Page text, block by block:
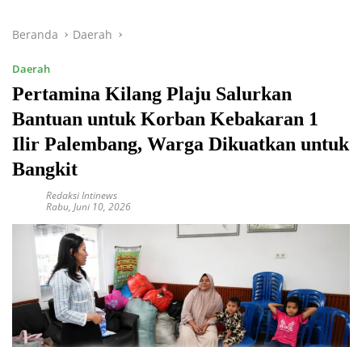
Beranda Daerah
Daerah
Pertamina Kilang Plaju Salurkan
Bantuan untuk Korban Kebakaran 1
Ilir Palembang, Warga Dikuatkan untuk
Bangkit
Redaksi Intinews
Rabu, Juni 10, 2026